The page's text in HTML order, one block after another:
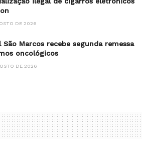
DE 2026
São Marcos recebe segunda remessa
oncológicos
DE 2026